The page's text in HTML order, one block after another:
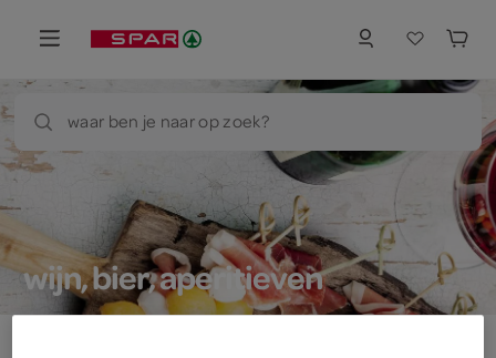
waar ben je naar op zoek?
wijn, bier, aperitieven